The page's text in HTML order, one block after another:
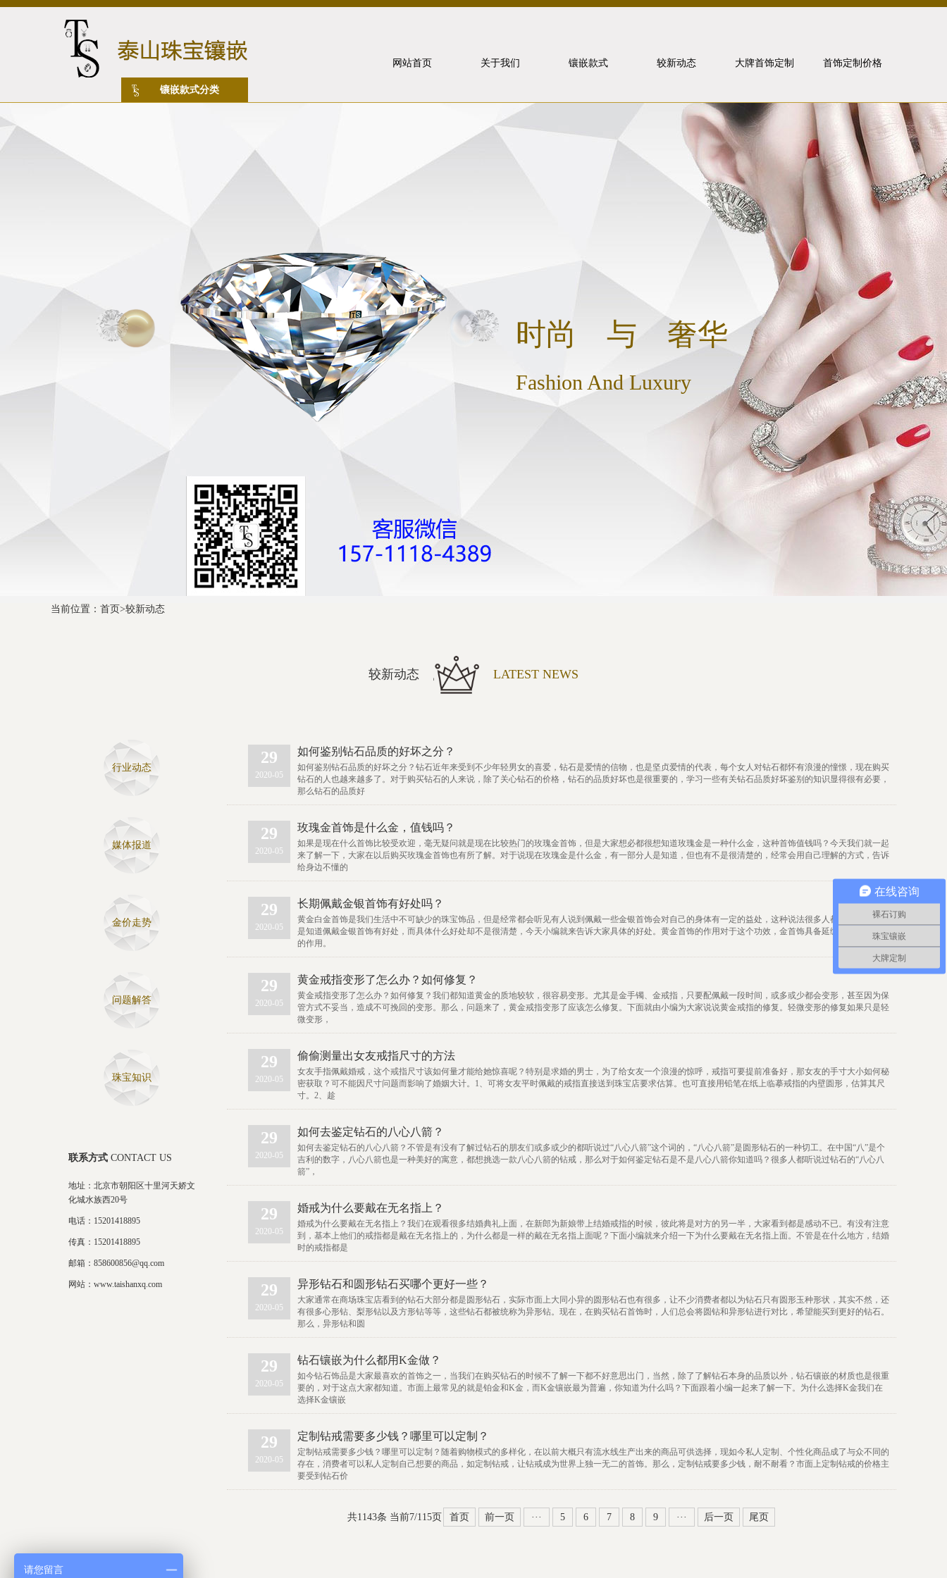
网站首页 关于我们
联系我们
重要事件
镶嵌款式 较新动态
金价走势
大牌首饰定制
宝格丽
梵克雅宝
首饰定制价格
镶嵌款式分类
时尚 与 奢华
Fashion And Luxury
当前位置： 首页>较新动态
较新动态 LATEST NEWS
行业动态
媒体报道
金价走势
问题解答
珠宝知识
联系方式 CONTACT US
地址：北京市朝阳区十里河天娇文
化城水族西20号
电话：15201418895
传真：15201418895
邮箱：858600856@qq.com
网站：www.taishanxq.com
29
2020-05
如何鉴别钻石品质的好坏之分？
如何鉴别钻石品质的好坏之分？钻石近年来受到不少年轻男女的喜爱，钻石是爱情的信物，也是坚贞爱情的代表，每个女人对钻石都怀有浪漫的憧憬，现在购买
钻石的人也越来越多了。对于购买钻石的人来说，除了关心钻石的价格，钻石的品质好坏也是很重要的，学习一些有关钻石品质好坏鉴别的知识显得很有必要，
那么钻石的品质好
29
2020-05
玫瑰金首饰是什么金，值钱吗？
如果是现在什么首饰比较受欢迎，毫无疑问就是现在比较热门的玫瑰金首饰，但是大家想必都很想知道玫瑰金是一种什么金，这种首饰值钱吗？今天我们就一起
来了解一下，大家在以后购买玫瑰金首饰也有所了解。对于说现在玫瑰金是什么金，有一部分人是知道，但也有不是很清楚的，经常会用自己理解的方式，告诉
给身边不懂的
29
2020-05
长期佩戴金银首饰有好处吗？
黄金白金首饰是我们生活中不可缺少的珠宝饰品，但是经常都会听见有人说到佩戴一些金银首饰会对自己的身体有一定的益处，这种说法很多人都有听说过，只
是知道佩戴金银首饰有好处，而具体什么好处却不是很清楚，今天小编就来告诉大家具体的好处。黄金首饰的作用对于这个功效，金首饰具备延缓人体衰老进程
的作用。
29
2020-05
黄金戒指变形了怎么办？如何修复？
黄金戒指变形了怎么办？如何修复？我们都知道黄金的质地较软，很容易变形。尤其是金手镯、金戒指，只要配佩戴一段时间，或多或少都会变形，甚至因为保
管方式不妥当，造成不可挽回的变形。那么，问题来了，黄金戒指变形了应该怎么修复。下面就由小编为大家说说黄金戒指的修复。轻微变形的修复如果只是轻
微变形，
29
2020-05
偷偷测量出女友戒指尺寸的方法
女友手指佩戴婚戒，这个戒指尺寸该如何量才能给她惊喜呢？特别是求婚的男士，为了给女友一个浪漫的惊呼，戒指可要提前准备好，那女友的手寸大小如何秘
密获取？可不能因尺寸问题而影响了婚姻大计。1、可将女友平时佩戴的戒指直接送到珠宝店要求估算。也可直接用铅笔在纸上临摹戒指的内壁圆形，估算其尺
寸。2、趁
29
2020-05
如何去鉴定钻石的八心八箭？
如何去鉴定钻石的八心八箭？不管是有没有了解过钻石的朋友们或多或少的都听说过“八心八箭”这个词的，“八心八箭”是圆形钻石的一种切工。在中国“八”是个
吉利的数字，八心八箭也是一种美好的寓意，都想挑选一款八心八箭的钻戒，那么对于如何鉴定钻石是不是八心八箭你知道吗？很多人都听说过钻石的“八心八
箭”，
29
2020-05
婚戒为什么要戴在无名指上？
婚戒为什么要戴在无名指上？我们在观看很多结婚典礼上面，在新郎为新娘带上结婚戒指的时候，彼此将是对方的另一半，大家看到都是感动不已。有没有注意
到，基本上他们的戒指都是戴在无名指上的，为什么都是一样的戴在无名指上面呢？下面小编就来介绍一下为什么要戴在无名指上面。不管是在什么地方，结婚
时的戒指都是
29
2020-05
异形钻石和圆形钻石买哪个更好一些？
大家通常在商场珠宝店看到的钻石大部分都是圆形钻石，实际市面上大同小异的圆形钻石也有很多，让不少消费者都以为钻石只有圆形玉种形状，其实不然，还
有很多心形钻、梨形钻以及方形钻等等，这些钻石都被统称为异形钻。现在，在购买钻石首饰时，人们总会将圆钻和异形钻进行对比，希望能买到更好的钻石。
那么，异形钻和圆
29
2020-05
钻石镶嵌为什么都用K金做？
如今钻石饰品是大家最喜欢的首饰之一，当我们在购买钻石的时候不了解一下都不好意思出门，当然，除了了解钻石本身的品质以外，钻石镶嵌的材质也是很重
要的，对于这点大家都知道。市面上最常见的就是铂金和K金，而K金镶嵌最为普遍，你知道为什么吗？下面跟着小编一起来了解一下。为什么选择K金我们在
选择K金镶嵌
29
2020-05
定制钻戒需要多少钱？哪里可以定制？
定制钻戒需要多少钱？哪里可以定制？随着购物模式的多样化，在以前大概只有流水线生产出来的商品可供选择，现如今私人定制、个性化商品成了与众不同的
存在，消费者可以私人定制自己想要的商品，如定制钻戒，让钻戒成为世界上独一无二的首饰。那么，定制钻戒要多少钱，耐不耐看？市面上定制钻戒的价格主
要受到钻石价
共1143条 当前7/115页 首页 前一页 ··· 5 6 7 8 9 ··· 后一页 尾页
在线咨询
裸石订购
珠宝镶嵌
大牌定制
请您留言